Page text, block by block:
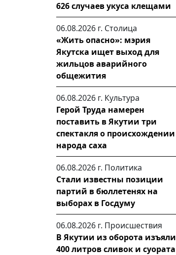
626 случаев укуса клещами
06.08.2026 г. Столица
«Жить опасно»: мэрия
Якутска ищет выход для
жильцов аварийного
общежития
06.08.2026 г. Культура
Герой Труда намерен
поставить в Якутии три
спектакля о происхождении
народа саха
06.08.2026 г. Политика
Стали известны позиции
партий в бюллетенях на
выборах в Госдуму
06.08.2026 г. Происшествия
В Якутии из оборота изъяли
400 литров сливок и суората